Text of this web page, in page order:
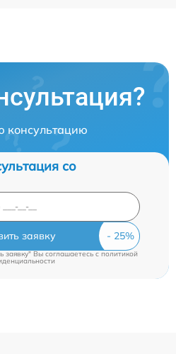
консультацию
со
заявку
заявку" Вы соглашаетесь cполитикой